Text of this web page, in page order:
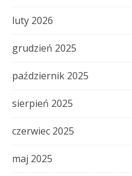
luty 2026
grudzień 2025
październik 2025
sierpień 2025
czerwiec 2025
maj 2025